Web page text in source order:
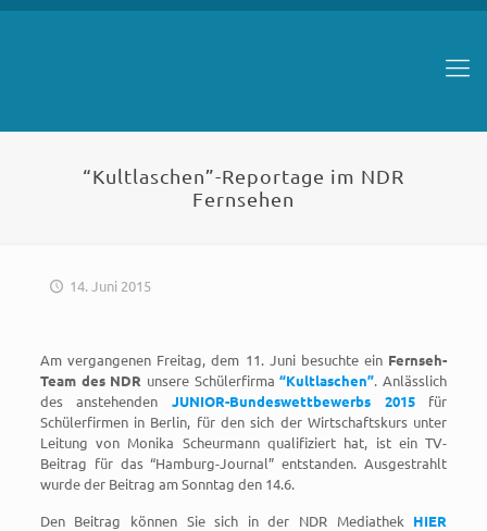
“Kultlaschen”-Reportage im NDR
Fernsehen
14. Juni 2015
Am vergangenen Freitag, dem 11. Juni besuchte ein Fernseh-
Team des NDR unsere Schülerfirma“Kultlaschen”. Anlässlich
des anstehenden JUNIOR-Bundeswettbewerbs 2015für
Schülerfirmen in Berlin, für den sich der Wirtschaftskurs unter
Leitung von Monika Scheurmann qualifiziert hat, ist ein TV-
Beitrag für das “Hamburg-Journal” entstanden. Ausgestrahlt
wurde der Beitrag am Sonntag den 14.6.
Den Beitrag können Sie sich in der NDR Mediathek HIER